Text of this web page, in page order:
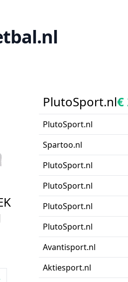
PlutoSport.nl€
PlutoSport.nl
Spartoo.nl
PlutoSport.nl
PlutoSport.nl
PlutoSport.nl
PlutoSport.nl
Avantisport.nl
Aktiesport.nl